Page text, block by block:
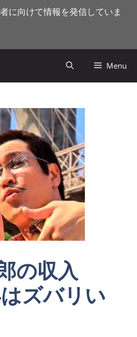
に向けて情報を発信していま
Menu
の収入
ズバリい